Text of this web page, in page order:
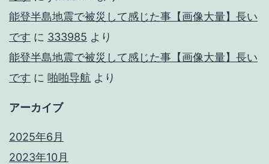
能登半島地震で被災して感じた事【画像大量】長い
です に 333985 より
能登半島地震で被災して感じた事【画像大量】長い
です に 啪啪导航 より
アーカイブ
2025年6月
2023年10月